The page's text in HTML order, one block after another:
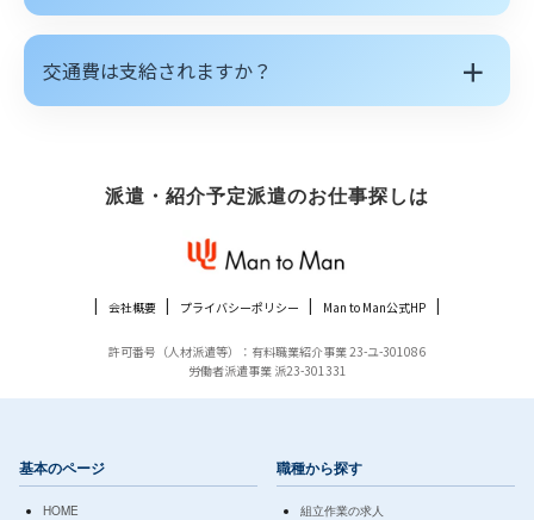
交通費は支給されますか？ ＋
派遣・紹介予定派遣のお仕事探しは
会社概要 プライバシーポリシー Man to Man公式HP
許可番号（人材派遣等）：有料職業紹介事業 23-ユ-301086
労働者派遣事業 派23-301331
基本のページ
HOME
職種から探す
組立作業の求人